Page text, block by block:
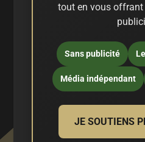
tout en vous offrant
Sans publicité
Média indépendant
JE SOUTIENS